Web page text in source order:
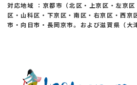
対応地域 ：京都市（北区・上京区・左京区
区・山科区・下京区・南区・右京区・西京
市・向日市・長岡京市。および滋賀県（大